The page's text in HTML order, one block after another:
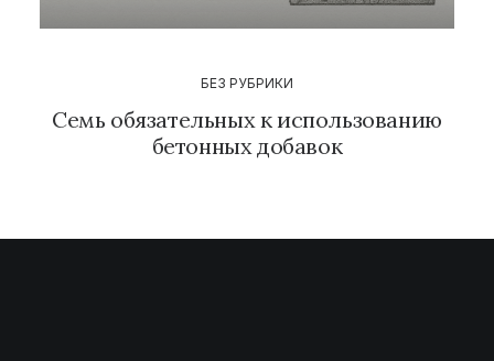
БЕЗ РУБРИКИ
Семь обязательных к использованию
бетонных добавок